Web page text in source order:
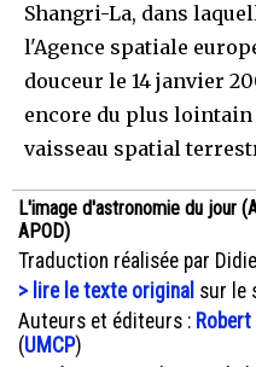
Shangri-La, dans
l'Agence spatiale
douceur le 14 janvier
encore du plus
vaisseau spatial
L'image d'astronomie du jour
APOD)
Traduction réalisée par
> lire le texte original sur le
Auteurs et éditeurs :
(UMCP)